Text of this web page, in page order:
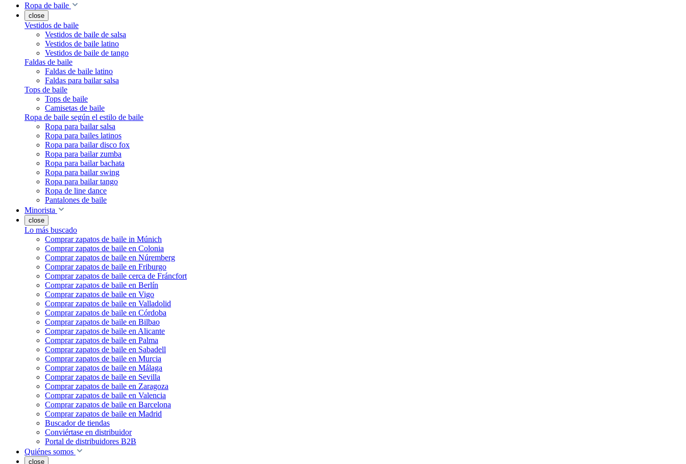
Ropa de baile
close
Vestidos de baile
Vestidos de baile de salsa
Vestidos de baile latino
Vestidos de baile de tango
Faldas de baile
Faldas de baile latino
Faldas para bailar salsa
Tops de baile
Tops de baile
Camisetas de baile
Ropa de baile según el estilo de baile
Ropa para bailar salsa
Ropa para bailes latinos
Ropa para bailar disco fox
Ropa para bailar zumba
Ropa para bailar bachata
Ropa para bailar swing
Ropa para bailar tango
Ropa de line dance
Pantalones de baile
Minorista
close
Lo más buscado
Comprar zapatos de baile in Múnich
Comprar zapatos de baile en Colonia
Comprar zapatos de baile en Núremberg
Comprar zapatos de baile en Friburgo
Comprar zapatos de baile cerca de Fráncfort
Comprar zapatos de baile en Berlín
Comprar zapatos de baile en Vigo
Comprar zapatos de baile en Valladolid
Comprar zapatos de baile en Córdoba
Comprar zapatos de baile en Bilbao
Comprar zapatos de baile en Alicante
Comprar zapatos de baile en Palma
Comprar zapatos de baile en Sabadell
Comprar zapatos de baile en Murcia
Comprar zapatos de baile en Málaga
Comprar zapatos de baile en Sevilla
Comprar zapatos de baile en Zaragoza
Comprar zapatos de baile en Valencia
Comprar zapatos de baile en Barcelona
Comprar zapatos de baile en Madrid
Buscador de tiendas
Conviértase en distribuidor
Portal de distribuidores B2B
Quiénes somos
close